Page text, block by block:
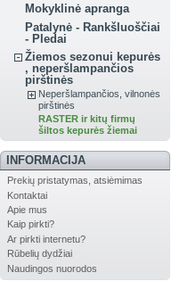
Mokyklinė apranga
Patalynė - Rankšluoščiai
- Pledai
Žiemos sezonui kepurės
, neperšlampančios
pirštinės
Neperšlampančios, vilnonės
pirštinės
RASTER ir kitų firmų
šiltos kepurės žiemai
INFORMACIJA
Prekių pristatymas, atsiėmimas
Kontaktai
Apie mus
Kaip pirkti?
Ar pirkti internetu?
Rūbelių dydžiai
Naudingos nuorodos